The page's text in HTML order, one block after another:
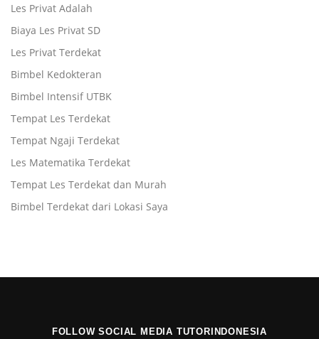
Les Privat Adalah
Biaya Les Privat SD
Les Privat Terdekat
Bimbel Kedokteran
Bimbel Intensif UTBK
Tempat Les Terdekat
Tempat Ngaji Terdekat
Les Matematika Terdekat
Tempat Les Terdekat dan Murah
Bimbel Terdekat dari Lokasi Saya
FOLLOW SOCIAL MEDIA TUTORINDONESIA